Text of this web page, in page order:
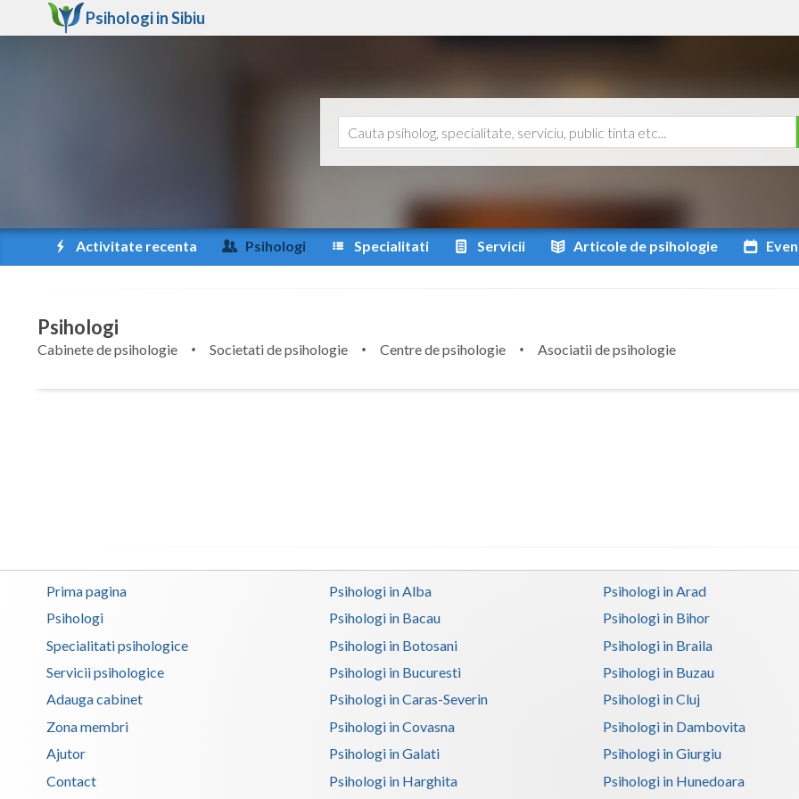
Psihologi inSibiu
Activitate recenta Psihologi Specialitati Servicii Articole de psihologie
Psihologi
Cabinete de psihologie Societati de psihologie Centre de psihologie
Asociatii de psihologie
Prima pagina
Psihologi
Specialitati psihologice
Servicii psihologice
Adauga cabinet
Zona membri
Ajutor
Contact
Psihologi in Alba Psihologi in Arad
Psihologi in Bacau
Psihologi in Bihor
Psihologi in Botosani
Psihologi in Braila
Psihologi in Bucuresti
Psihologi in Buzau
Psihologi in Caras-Severin
Psihologi in Cluj
Psihologi in Covasna
Psihologi in Dambovita
Psihologi in Galati
Psihologi in Giurgiu
Psihologi in Harghita
Psihologi in Hunedoara